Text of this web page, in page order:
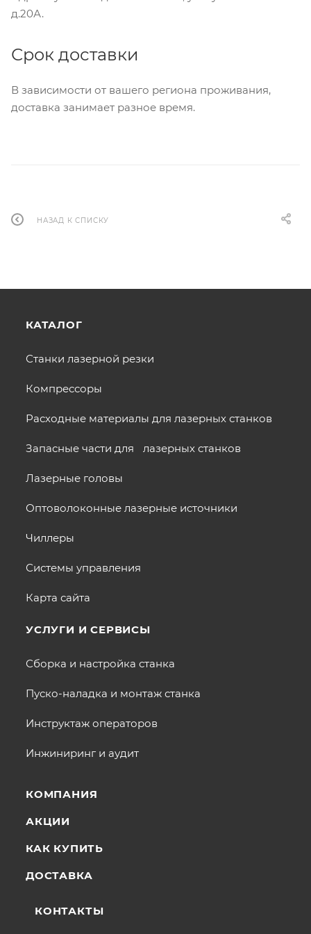
д.20А.
Срок доставки
В зависимости от вашего региона проживания,
доставка занимает разное время.
НАЗАД К СПИСКУ
КАТАЛОГ
Станки лазерной резки
Компрессоры
Расходные материалы для лазерных станков
Запасные части для лазерных станков
Лазерные головы
Оптоволоконные лазерные источники
Чиллеры
Системы управления
Карта сайта
УСЛУГИ И СЕРВИСЫ
Сборка и настройка станка
Пуско-наладка и монтаж станка
Инструктаж операторов
Инжиниринг и аудит
КОМПАНИЯ
АКЦИИ
КАК КУПИТЬ
ДОСТАВКА
КОНТАКТЫ